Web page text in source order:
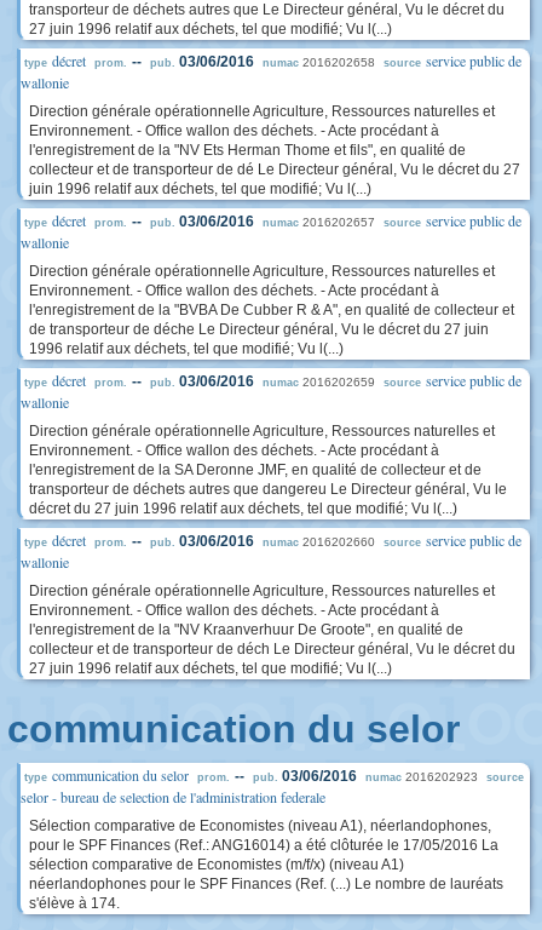
transporteur de déchets autres que Le Directeur général, Vu le décret du
27 juin 1996 relatif aux déchets, tel que modifié; Vu l(...)
type décret prom. -- pub. 03/06/2016 numac 2016202658 source service public de
wallonie
Direction générale opérationnelle Agriculture, Ressources naturelles et
Environnement. - Office wallon des déchets. - Acte procédant à
l'enregistrement de la "NV Ets Herman Thome et fils", en qualité de
collecteur et de transporteur de dé Le Directeur général, Vu le décret du 27
juin 1996 relatif aux déchets, tel que modifié; Vu l(...)
type décret prom. -- pub. 03/06/2016 numac 2016202657 source service public de
wallonie
Direction générale opérationnelle Agriculture, Ressources naturelles et
Environnement. - Office wallon des déchets. - Acte procédant à
l'enregistrement de la "BVBA De Cubber R & A", en qualité de collecteur et
de transporteur de déche Le Directeur général, Vu le décret du 27 juin
1996 relatif aux déchets, tel que modifié; Vu l(...)
type décret prom. -- pub. 03/06/2016 numac 2016202659 source service public de
wallonie
Direction générale opérationnelle Agriculture, Ressources naturelles et
Environnement. - Office wallon des déchets. - Acte procédant à
l'enregistrement de la SA Deronne JMF, en qualité de collecteur et de
transporteur de déchets autres que dangereu Le Directeur général, Vu le
décret du 27 juin 1996 relatif aux déchets, tel que modifié; Vu l(...)
type décret prom. -- pub. 03/06/2016 numac 2016202660 source service public de
wallonie
Direction générale opérationnelle Agriculture, Ressources naturelles et
Environnement. - Office wallon des déchets. - Acte procédant à
l'enregistrement de la "NV Kraanverhuur De Groote", en qualité de
collecteur et de transporteur de déch Le Directeur général, Vu le décret du
27 juin 1996 relatif aux déchets, tel que modifié; Vu l(...)
communication du selor
type communication du selor prom. -- pub. 03/06/2016 numac 2016202923 source
selor - bureau de selection de l'administration federale
Sélection comparative de Economistes (niveau A1), néerlandophones,
pour le SPF Finances (Ref.: ANG16014) a été clôturée le 17/05/2016 La
sélection comparative de Economistes (m/f/x) (niveau A1)
néerlandophones pour le SPF Finances (Ref. (...) Le nombre de lauréats
s'élève à 174.